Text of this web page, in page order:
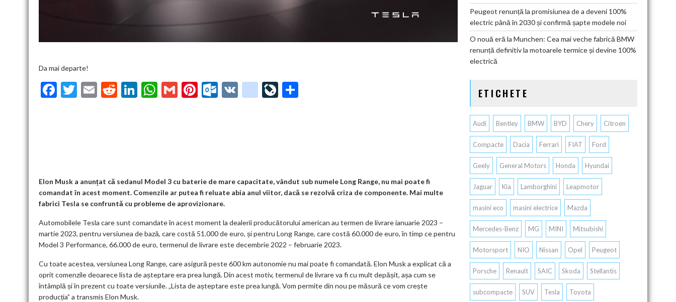
Da mai departe!
F
k
T
E
R
Li W
p
G
Pi O
m
V
g
o
o
k
m
ar
ks
Li
Elon Musk a anunțat că sedanul Model 3 cu baterie de mare capacitate, vândut sub numele Long Range, nu mai poate fi
comandat în acest moment. Comenzile ar putea fi reluate abia anul viitor, dacă se rezolvă criza de componente. Mai multe
fabrici Tesla se confruntă cu probleme de aprovizionare.
Automobilele Tesla care sunt comandate în acest moment la dealerii producătorului american au termen de livrare ianuarie 2023 –
martie 2023, pentru versiunea de bază, care costă 51.000 de euro, și pentru Long Range, care costă 60.000 de euro, în timp ce pentru
Model 3 Performance, 66.000 de euro, termenul de livrare este decembrie 2022 – februarie 2023.
Cu toate acestea, versiunea Long Range, care asigură peste 600 km autonomie nu mai poate fi comandată. Elon Musk a explicat că a
oprit comenzile deoarece lista de așteptare era prea lungă. Din acest motiv, termenul de livrare va fi cu mult depășit, așa cum se
întâmplă și în prezent cu toate versiunile. „Lista de așteptare este prea lungă. Vom permite din nou pe măsură ce vom crește
producția” a transmis Elon Musk.
Peugeot renunță la promisiunea de a deveni 100%
electric până în 2030 și confirmă șapte modele noi
O nouă eră la Munchen: Cea mai veche fabrică BMW
renunță definitiv la motoarele termice și devine 100%
electrică
ETICHETE
Audi Bentley BMW BYD Chery Citroen
Compacte Dacia Ferrari FIAT Ford
Geely General Motors Honda Hyundai
Jaguar Kia Lamborghini Leapmotor
masini eco masini electrice Mazda
Mercedes-Benz MG MINI Mitsubishi
Motorsport NIO Nissan Opel Peugeot
Porsche Renault SAIC Skoda Stellantis
subcompacte SUV Tesla Toyota